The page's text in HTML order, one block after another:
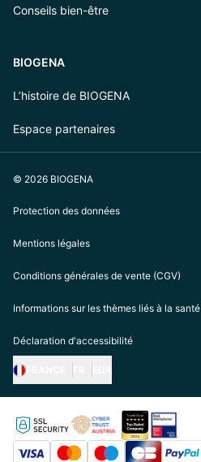
Conseils bien-être
BIOGENA
L’histoire de BIOGENA
Espace partenaires
© 2026 BIOGENA
Protection des données
Mentions légales
Conditions générales de vente (CGV)
Informations sur les thèmes liés à la santé
Déclaration d'accessibilité
https://biogena.com/de-at
https://biogena.com/de-de
https://biogena.com/de-ch
https://biogena.com/it-it